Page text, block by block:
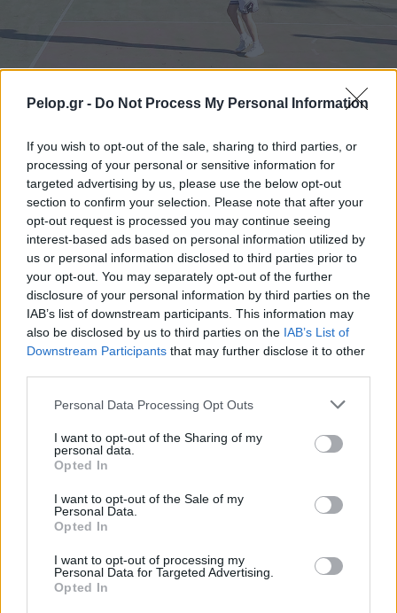
Pelop.gr - Do Not Process My Personal Information
If you wish to opt-out of the sale, sharing to third parties, or
processing of your personal or sensitive information for
targeted advertising by us, please use the below opt-out
section to confirm your selection. Please note that after your
opt-out request is processed you may continue seeing
interest-based ads based on personal information utilized by
us or personal information disclosed to third parties prior to
your opt-out. You may separately opt-out of the further
disclosure of your personal information by third parties on the
IAB’s list of downstream participants. This information may
also be disclosed by us to third parties on the IAB’s List of
Downstream Participants that may further disclose it to other
Please note that this website/app uses one or more Google
not limited to your visit or usage behaviour. You may click to
grant or deny consent to Google and its third-party tags to
use your data for below specified purposes in below Google
consent section.
Personal Data Processing Opt Outs
I want to opt-out of the Sharing of my
personal data.
Opted In
I want to opt-out of the Sale of my
Personal Data.
Opted In
I want to opt-out of processing my
Personal Data for Targeted Advertising.
Opted In
Το 5ο Τουρνουά 3on3 στην Ακράτα – Παρών ο Γιώργος
Καραμέρος ΦΩΤΟ